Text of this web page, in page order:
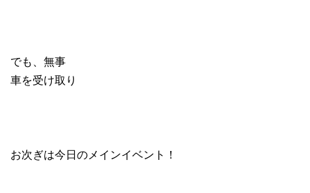
でも、無事
車を受け取り
お次ぎは今日のメインイベント！